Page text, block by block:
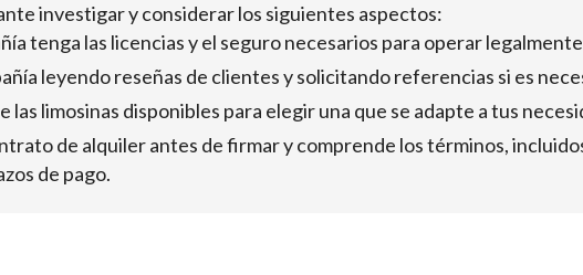
investigar y considerar los siguientes aspectos:
tenga las licencias y el seguro necesarios para operar
leyendo reseñas de clientes y solicitando referencias si es
limosinas disponibles para elegir una que se adapte a tus
de alquiler antes de firmar y comprende los términos,
de pago.